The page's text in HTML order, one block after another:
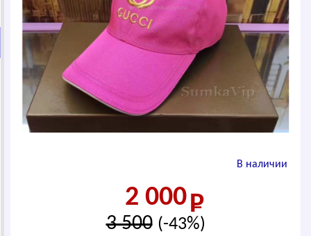
В наличии
2 000
3 500 (-43%)